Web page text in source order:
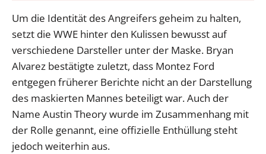
Um die Identität des Angreifers geheim zu halten,
setzt die WWE hinter den Kulissen bewusst auf
verschiedene Darsteller unter der Maske. Bryan
Alvarez bestätigte zuletzt, dass Montez Ford
entgegen früherer Berichte nicht an der Darstellung
des maskierten Mannes beteiligt war. Auch der
Name Austin Theory wurde im Zusammenhang mit
der Rolle genannt, eine offizielle Enthüllung steht
jedoch weiterhin aus.